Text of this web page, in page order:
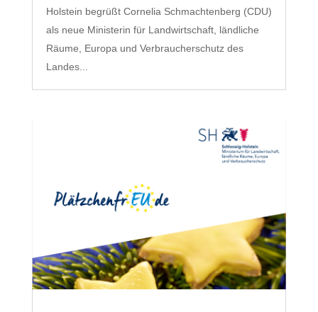
Holstein begrüßt Cornelia Schmachtenberg (CDU)
als neue Ministerin für Landwirtschaft, ländliche
Räume, Europa und Verbraucherschutz des
Landes...